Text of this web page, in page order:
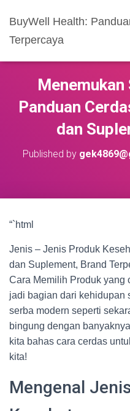
BuyWell Health:
Terpercaya
Menemukan
Panduan
dan
Published by
“`html
Jenis – Jenis Produk
dan Suplement, Brand
Cara Memilih Produk yang
jadi bagian dari kehidupan
serba modern seperti
bingung dengan
kita bahas cara cerdas
kita!
Mengenal